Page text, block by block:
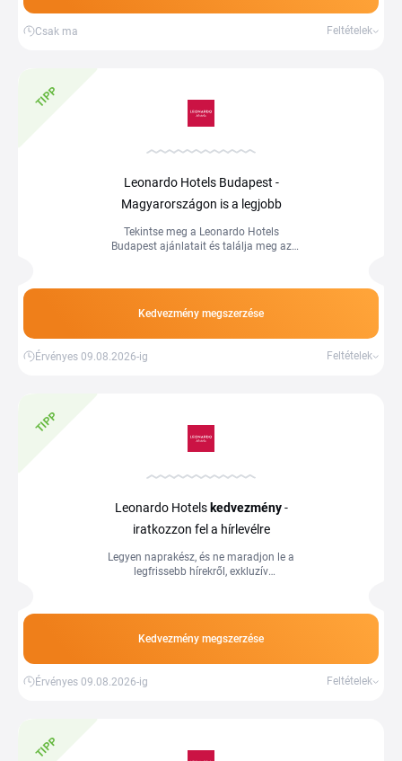
Csak ma Feltételek
TIPP
Leonardo Hotels Budapest -
Magyarországon is a legjobb
Tekintse meg a Leonardo Hotels
Budapest ajánlatait és találja meg az
Kedvezmény megszerzése
Érvényes 09.08.2026-ig Feltételek
TIPP
Leonardo Hotels kedvezmény-
iratkozzon fel a hírlevélre
Legyen naprakész, és ne maradjon le a
legfrissebb hírekről, exkluzív
célokról! Iratkozzon fel még ma, és a
postaládájába kapja meg.
Kedvezmény megszerzése
Érvényes 09.08.2026-ig Feltételek
TIPP